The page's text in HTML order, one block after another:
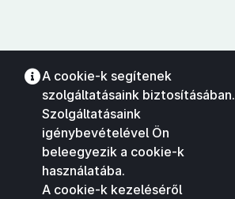
A cookie-k segítenek
szolgáltatásaink biztosításában.
Szolgáltatásaink
igénybevételével Ön
beleegyezik a cookie-k
használatába.
A cookie-k kezeléséről